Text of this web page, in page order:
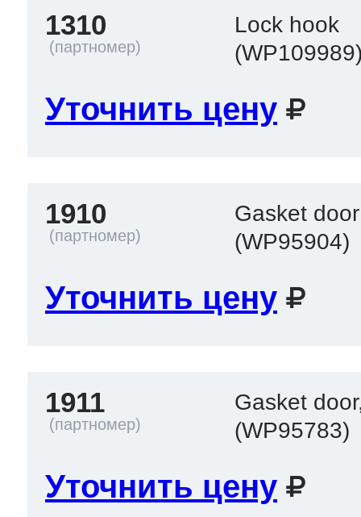
1310
Lock hook
Уточнить цену
1910
Gasket door
(WP95904)
Уточнить цену
1911
Gasket
(WP95783)
Уточнить цену